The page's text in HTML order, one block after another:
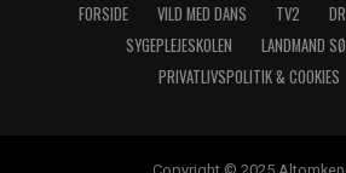
FORSIDE VILD MED DANS TV2 DR
SYGEPLEJESKOLEN
LANDMAND
PRIVATLIVSPOLITIK & COOKIES